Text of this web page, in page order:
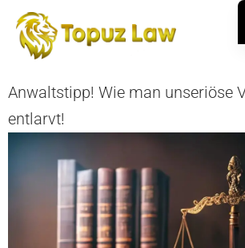
Anwaltstipp! Wie man unseriöse
entlarvt!